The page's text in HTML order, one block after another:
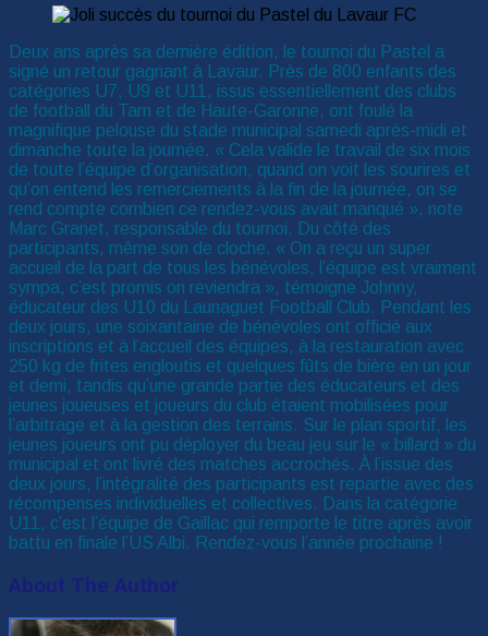
Deux ans après sa dernière édition, le tournoi du Pastel a
signé un retour gagnant à Lavaur. Près de 800 enfants des
catégories U7, U9 et U11, issus essentiellement des clubs
de football du Tarn et de Haute-Garonne, ont foulé la
magnifique pelouse du stade municipal samedi après-midi et
dimanche toute la journée. « Cela valide le travail de six mois
de toute l’équipe d’organisation, quand on voit les sourires et
qu’on entend les remerciements à la fin de la journée, on se
rend compte combien ce rendez-vous avait manqué », note
Marc Granet, responsable du tournoi. Du côté des
participants, même son de cloche. « On a reçu un super
accueil de la part de tous les bénévoles, l’équipe est vraiment
sympa, c’est promis on reviendra », témoigne Johnny,
éducateur des U10 du Launaguet Football Club. Pendant les
deux jours, une soixantaine de bénévoles ont officié aux
inscriptions et à l’accueil des équipes, à la restauration avec
250 kg de frites engloutis et quelques fûts de bière en un jour
et demi, tandis qu’une grande partie des éducateurs et des
jeunes joueuses et joueurs du club étaient mobilisées pour
l’arbitrage et à la gestion des terrains. Sur le plan sportif, les
jeunes joueurs ont pu déployer du beau jeu sur le « billard » du
municipal et ont livré des matches accrochés. À l’issue des
deux jours, l’intégralité des participants est repartie avec des
récompenses individuelles et collectives. Dans la catégorie
U11, c’est l’équipe de Gaillac qui remporte le titre après avoir
battu en finale l’US Albi. Rendez-vous l’année prochaine !
About The Author